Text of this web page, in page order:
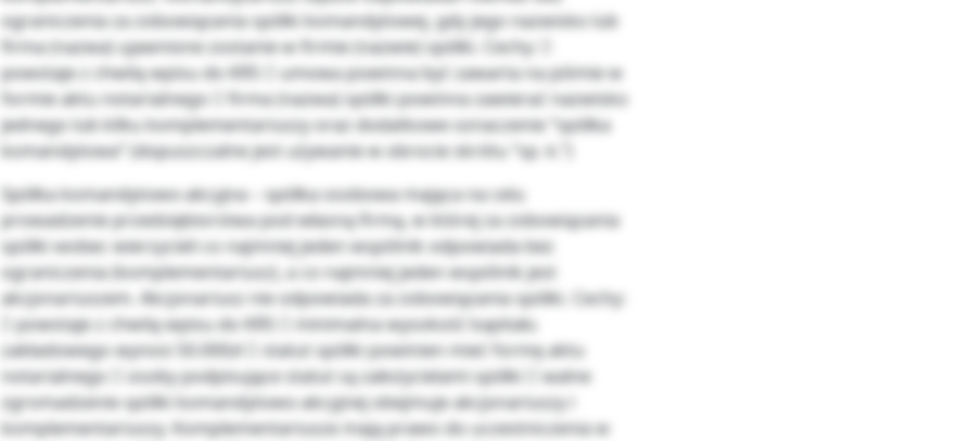
ograniczenia za zobowiązania spółki komandytowej, gdy jego nazwisko lub
firma (nazwa) ujawnione zostanie w firmie (nazwie) spółki. Cechy: 
powstaje z chwilą wpisu do KRS  umowa powinna być zawarta na piśmie w
formie aktu notarialnego  firma (nazwa) spółki powinna zawierać nazwisko
jednego lub kilku komplementariuszy oraz dodatkowe oznaczenie “spółka
komandytowa” (dopuszczalne jest używanie w obrocie skrótu “sp. k.”)
Spółka komandytowo-akcyjna – spółka osobowa mająca na celu
prowadzenie przedsiębiorstwa pod własną firmą, w której za zobowiązania
spółki wobec wierzycieli co najmniej jeden wspólnik odpowiada bez
ograniczenia (komplementariusz), a co najmniej jeden wspólnik jest
akcjonariuszem. Akcjonariusz nie odpowiada za zobowiązania spółki. Cechy:
 powstaje z chwilą wpisu do KRS  minimalna wysokość kapitału
zakładowego wynosi 50.000zł  statut spółki powinien mieć formę aktu
notarialnego  osoby podpisujące statut są założycielami spółki  walne
zgromadzenie spółki komandytowo-akcyjnej obejmuje akcjonariuszy i
komplementariuszy. Komplementariusze mają prawo do uczestniczenia w